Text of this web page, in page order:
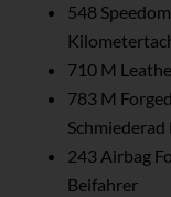
548
710 M
783 M
243 Airbag
Beifahrer